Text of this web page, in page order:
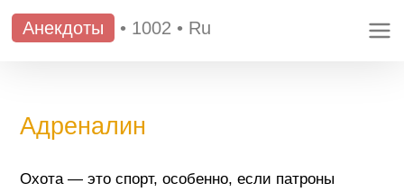
Анекдоты • 1002 • Ru
Адреналин
Охота — это спорт, особенно, если патроны